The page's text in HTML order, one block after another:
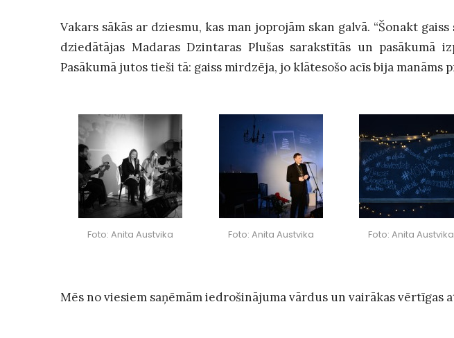
Vakars sākās ar dziesmu, kas man joprojām skan galvā. “Šonakt gaiss
dziedātājas Madaras Dzintaras Plušas sarakstītās un pasākumā
Pasākumā jutos tieši tā: gaiss mirdzēja, jo klātesošo acīs bija manāms
Foto: Anita Austvika Foto: Anita Austvika Foto: Anita Austvika
Mēs no viesiem saņēmām iedrošinājuma vārdus un vairākas vērtīgas